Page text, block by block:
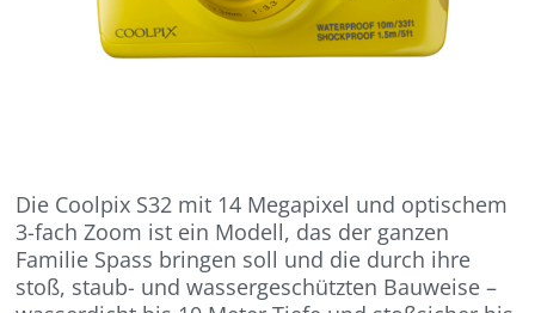
Die Coolpix S32 mit 14 Megapixel und optischem
3-fach Zoom ist ein Modell, das der ganzen
Familie Spass bringen soll und die durch ihre
stoß, staub- und wassergeschützten Bauweise –